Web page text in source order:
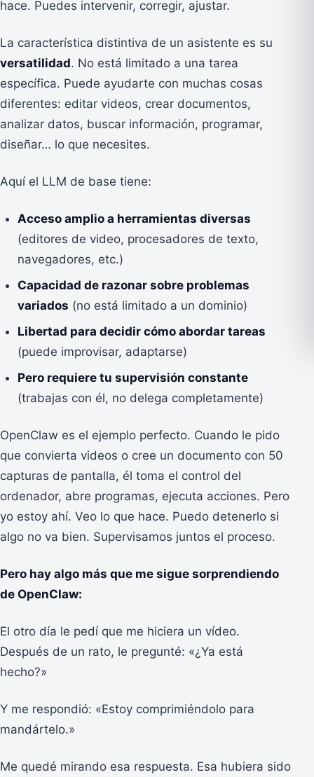
hace. Puedes intervenir, corregir, ajustar.
La característica distintiva de un asistente es su
versatilidad. No está limitado a una tarea
específica. Puede ayudarte con muchas cosas
diferentes: editar videos, crear documentos,
analizar datos, buscar información, programar,
diseñar… lo que necesites.
Aquí el LLM de base tiene:
Acceso amplio a herramientas diversas
(editores de video, procesadores de texto,
navegadores, etc.)
Capacidad de razonar sobre problemas
variados (no está limitado a un dominio)
Libertad para decidir cómo abordar tareas
(puede improvisar, adaptarse)
Pero requiere tu supervisión constante
(trabajas con él, no delega completamente)
OpenClaw es el ejemplo perfecto. Cuando le pido
que convierta videos o cree un documento con 50
capturas de pantalla, él toma el control del
ordenador, abre programas, ejecuta acciones. Pero
yo estoy ahí. Veo lo que hace. Puedo detenerlo si
algo no va bien. Supervisamos juntos el proceso.
Pero hay algo más que me sigue sorprendiendo
de OpenClaw:
El otro día le pedí que me hiciera un vídeo.
Después de un rato, le pregunté: «¿Ya está
hecho?»
Y me respondió: «Estoy comprimiéndolo para
mandártelo.»
Me quedé mirando esa respuesta. Esa hubiera sido